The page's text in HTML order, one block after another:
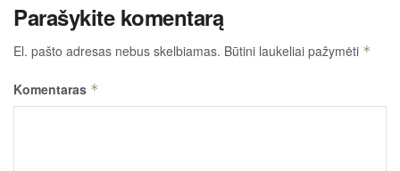
Parašykite komentarą
El. pašto adresas nebus skelbiamas. Būtini laukeliai pažymėti *
Komentaras *